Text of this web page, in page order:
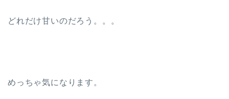
どれだけ甘いのだろう。。。
めっちゃ気になります。